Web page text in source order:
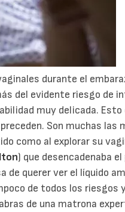
durante el
del evidente riesgo de
muy delicada.
Son muchas las
como al explorar su
) que desencadenaba
de querer ver el líquido
de todos los riesgos
de una matrona